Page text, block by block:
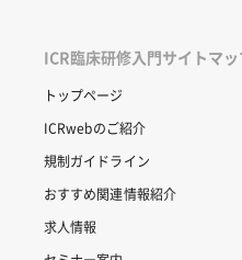
ICR臨床研修入門サイトマ
トップページ
ICRwebのご紹介
規制ガイドライン
おすすめ関連情報紹介
求人情報